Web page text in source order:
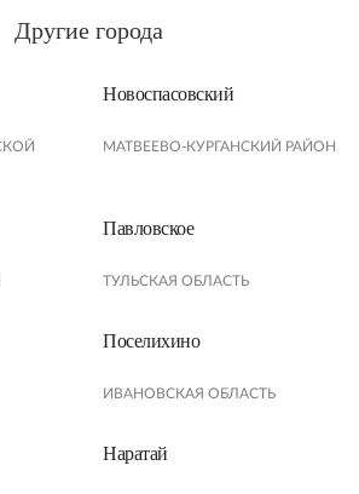
Другие города
Новоспасовский
МАТВЕЕВО-КУРГАНСКИЙ РАЙОН
Павловское
ТУЛЬСКАЯ ОБЛАСТЬ
Поселихино
ИВАНОВСКАЯ ОБЛАСТЬ
Наратай